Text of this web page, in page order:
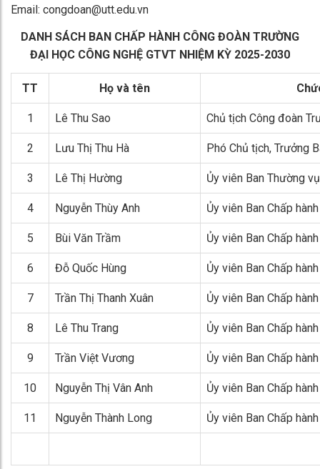
Email: congdoan@utt.edu.vn
DANH SÁCH BAN CHẤP HÀNH CÔNG ĐOÀN TRƯỜNG
ĐẠI HỌC CÔNG NGHỆ GTVT NHIỆM KỲ 2025-2030
TT Họ và tên
1 Lê Thu Sao Chủ tịch Công đoàn
2 Lưu Thị Thu Hà Phó Chủ tịch, Trưởng
3 Lê Thị Hường Ủy viên Ban Thường vụ
4 Nguyễn Thùy Anh Ủy viên Ban Chấp hành
5 Bùi Văn Trầm Ủy viên Ban Chấp hành
6 Đỗ Quốc Hùng Ủy viên Ban Chấp hành
7 Trần Thị Thanh Xuân Ủy viên Ban Chấp hành
8 Lê Thu Trang Ủy viên Ban Chấp hành
9 Trần Việt Vương Ủy viên Ban Chấp hành
10 Nguyễn Thị Vân Anh Ủy viên Ban Chấp hành
11 Nguyễn Thành Long Ủy viên Ban Chấp hành